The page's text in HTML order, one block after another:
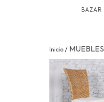
BAZAR
Inicio / MUEBLES